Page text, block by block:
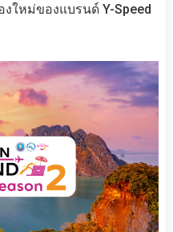
ใหม่ของแบรนด์ Y-Speed